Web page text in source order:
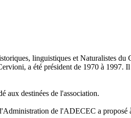
linguistiques et Naturalistes du
a été président de 1970 à 1997.
aux destinées de l'association.
de l'ADECEC a proposé